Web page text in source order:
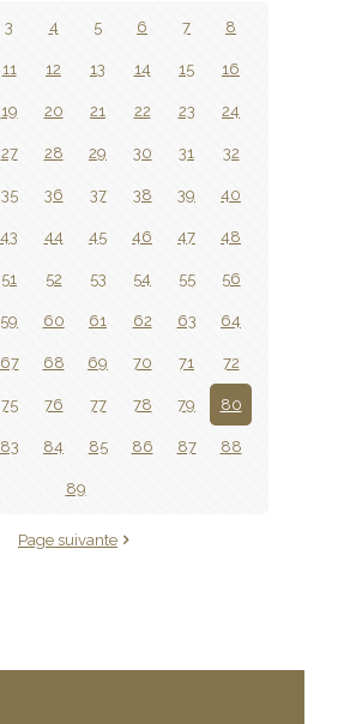
3 4 5 6 7 8
11 12 13 14 15 16
19 20 21 22 23 24
27 28 29 30 31 32
35 36 37 38 39 40
43 44 45 46 47 48
51 52 53 54 55 56
59 60 61 62 63 64
67 68 69 70 71 72
75 76 77 78 79 80
83 84 85 86 87 88
89
Page suivante